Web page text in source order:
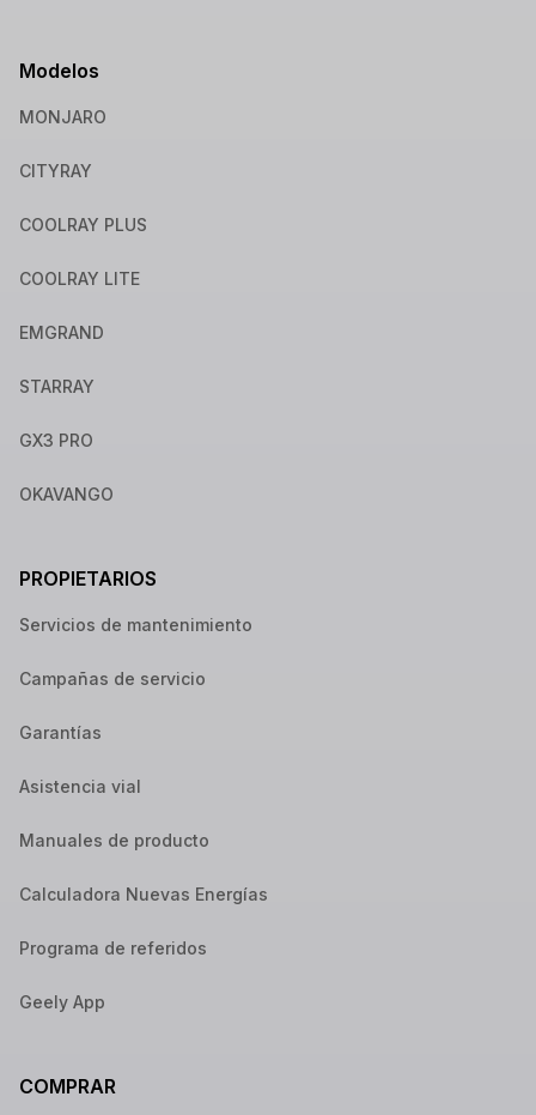
Modelos
MONJARO
CITYRAY
COOLRAY PLUS
COOLRAY LITE
EMGRAND
STARRAY
GX3 PRO
OKAVANGO
PROPIETARIOS
Servicios de mantenimiento
Campañas de servicio
Garantías
Asistencia vial
Manuales de producto
Calculadora Nuevas Energías
Programa de referidos
Geely App
COMPRAR